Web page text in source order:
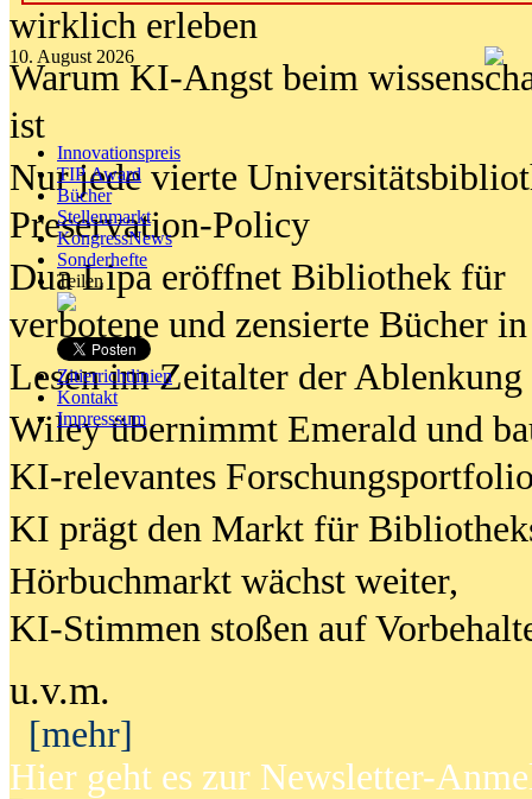
10. August 2026
Innovationspreis
TIP Award
Bücher
Stellenmarkt
KongressNews
Sonderhefte
Teilen
Zitierrichtlinien
Kontakt
Impresssum
wirklich erleben
Warum KI-Angst beim
ist
Nur jede vierte
Preservation-Policy
Dua Lipa eröffnet Bibliothek für
verbotene und zensierte Bücher
Lesen im Zeitalter der Ablenkung
Wiley übernimmt Emerald und
KI-relevantes
KI prägt den Markt für
Hörbuchmarkt wächst weiter,
KI-Stimmen stoßen auf
u.v.m.
[mehr]
Hier geht es zur Newsletter-